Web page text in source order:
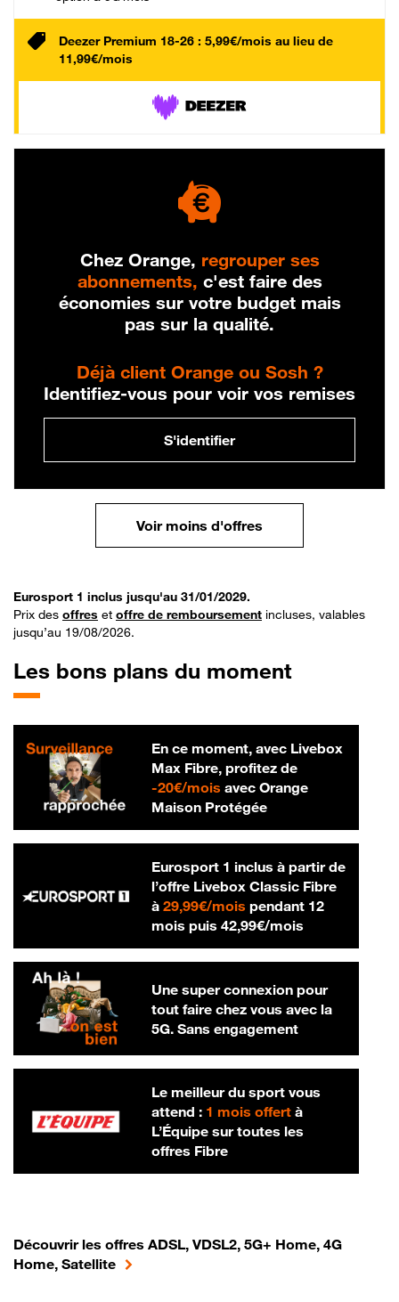
Deezer Premium 18-26 : 5,99€/mois au lieu de
11,99€/mois
Chez Orange, regrouper ses
abonnements, c'est faire des
économies sur votre budget mais
pas sur la qualité.
Déjà client Orange ou Sosh ?
Identifiez-vous pour voir vos remises
S'identifier
Voir moins d'offres
Eurosport 1 inclus jusqu'au 31/01/2029.
Prix des offres et offre de remboursement incluses, valables
jusqu’au 19/08/2026.
Les bons plans du moment
En ce moment, avec Livebox
Max Fibre, profitez de
-20€/mois20 € par mois
avec Orange
Maison Protégée
Eurosport 1 inclus à partir de
l’offre Livebox Classic Fibre
à 29,99€/mois29,99 € par mois
pendant 12
mois puis 42,99€/mois42,99 € par
Une super connexion pour
tout faire chez vous avec la
5G. Sans engagement
Le meilleur du sport vous
attend : 1 mois offertà
L’Équipe sur toutes les
offres Fibre
Découvrir les offres ADSL, VDSL2, 5G+ Home, 4G
Home, Satellite